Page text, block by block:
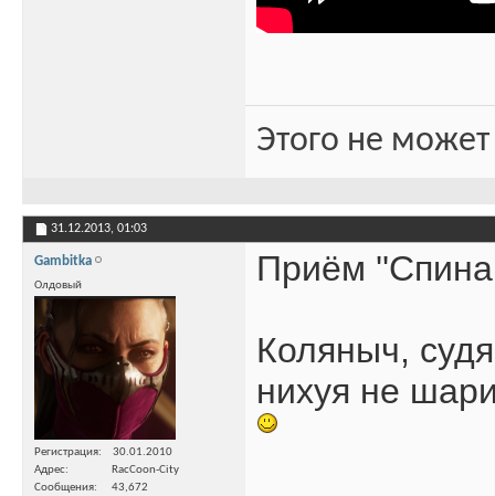
Этого не
31.12.2013, 01:03
Gambitka
Олдовый
Регистрация
30.01.2010
Адрес
RacCoon-City
Сообщения
43,672
Приём ''Спина
Коляныч,
нихуя не